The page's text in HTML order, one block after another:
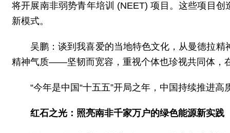
将开展南非弱势青年培训 (NEET) 项目。这些项目
新模式。
吴鹏：谈到我喜爱的当地特色文化， 从曼德拉精
精神气质——坚韧而宽容，重视个体也珍视共同体，
“今年是中国“十五五”开局之年，中国持续推进
红石之光：照亮南非千家万户的绿色能源新实践